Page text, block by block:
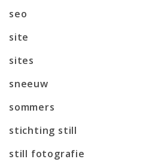
seo
site
sites
sneeuw
sommers
stichting still
still fotografie